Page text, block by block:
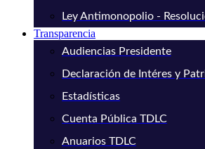
Ley Antimonopolio -
Transparencia
Audiencias Presidente
Declaración de Intéres y
Estadísticas
Cuenta Pública TDLC
Anuarios TDLC